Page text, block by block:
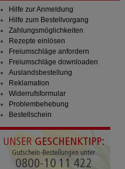
Hilfe zur Anmeldung
Hilfe zum Bestellvorgang
Zahlungsmöglichkeiten
Rezepte einlösen
Freiumschläge anfordern
Freiumschläge downloaden
Auslandsbestellung
Reklamation
Widerrufsformular
Problembehebung
Bestellschein